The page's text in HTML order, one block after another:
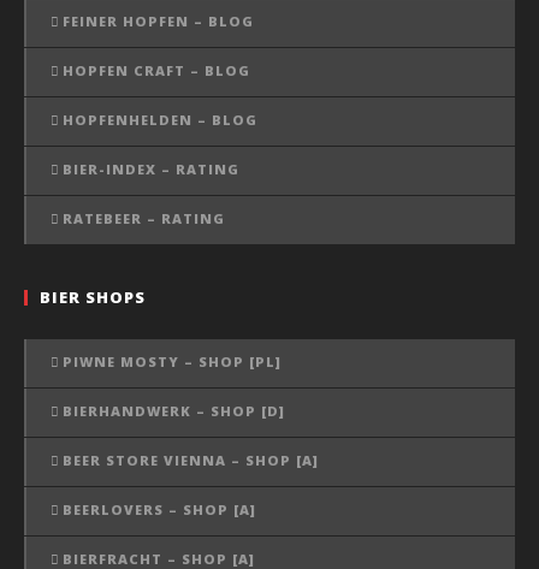
FEINER HOPFEN – BLOG
HOPFEN CRAFT – BLOG
HOPFENHELDEN – BLOG
BIER-INDEX – RATING
RATEBEER – RATING
BIER SHOPS
PIWNE MOSTY – SHOP [PL]
BIERHANDWERK – SHOP [D]
BEER STORE VIENNA – SHOP [A]
BEERLOVERS – SHOP [A]
BIERFRACHT – SHOP [A]